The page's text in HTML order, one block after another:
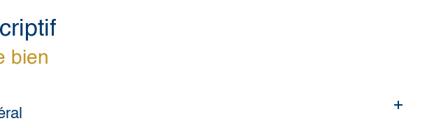
bien